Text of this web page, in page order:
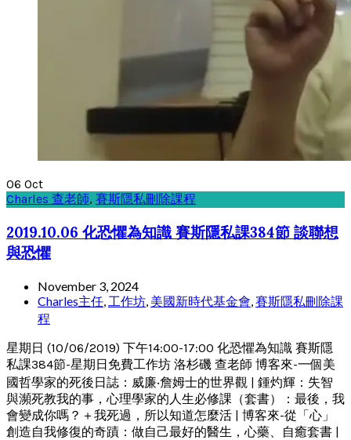
06 Oct
Charles 查老師, 賽斯隱私刪除課程
2019.10.06 化恐懼為知識 賽斯隱私課384節 談聯想
與恐懼
November 3, 2024
Charles主任 工作坊 美國新時代基金會 賽斯隱私刪除課
程
星期日 (10/06/2019) 下午14:00-17:00 化恐懼為知識 賽斯隱
私課384節-星期日免費工作坊 洛杉磯 查老師 博客來-一個美
國哲學家的死後日誌：威廉‧詹姆士的世界觀 | 鍾灼輝：失智
與瀕死教我的事，心理學家的人生必修課（套書）：最後，我
會變成你嗎？＋我死過，所以知道怎麼活 | 博客來-從「心」
創造自我修復的奇蹟：做自己最好的醫生，心藥、自癒套書 |